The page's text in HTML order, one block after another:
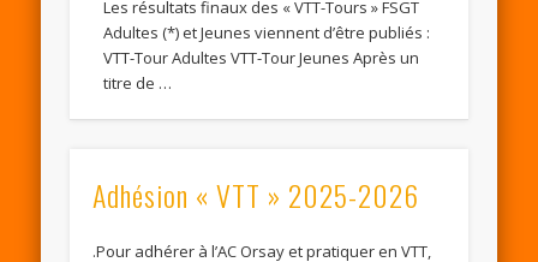
Les résultats finaux des « VTT-Tours » FSGT
Adultes (*) et Jeunes viennent d’être publiés :
VTT-Tour Adultes VTT-Tour Jeunes Après un
titre de …
Adhésion « VTT » 2025-2026
.Pour adhérer à l’AC Orsay et pratiquer en VTT,